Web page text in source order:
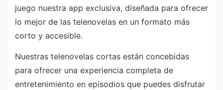
juego nuestra app exclusiva, diseñada para ofrecer
lo mejor de las telenovelas en un formato más
corto y accesible.
Nuestras telenovelas cortas están concebidas
para ofrecer una experiencia completa de
entretenimiento en episodios que puedes disfrutar